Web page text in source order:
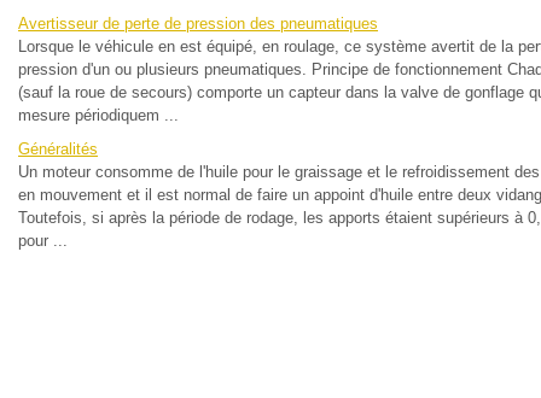
Avertisseur de perte de pression des pneumatiques
Lorsque le véhicule en est équipé, en roulage, ce système avertit de la
pression d'un ou plusieurs pneumatiques. Principe de fonctionnement
(sauf la roue de secours) comporte un capteur dans la valve de gonflage
mesure périodiquem ...
Généralités
Un moteur consomme de l'huile pour le graissage et le refroidissement
en mouvement et il est normal de faire un appoint d'huile entre deux
Toutefois, si après la période de rodage, les apports étaient supérieurs à
pour ...